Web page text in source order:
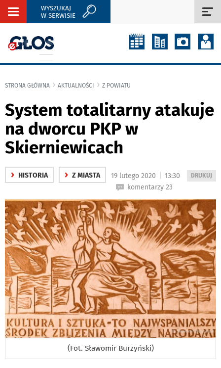
Rozwiń
WYSZUKAJ
W SERWISIE
STRONA GŁÓWNA AKTUALNOŚCI Z POWIATU
System totalitarny atakuje
na dworcu PKP w
Skierniewicach
› HISTORIA › Z MIASTA
WYDRUKUJ
DRUKUJ
19 lutego 2020
13:30
komentarzy 23
(Fot. Sławomir Burzyński)